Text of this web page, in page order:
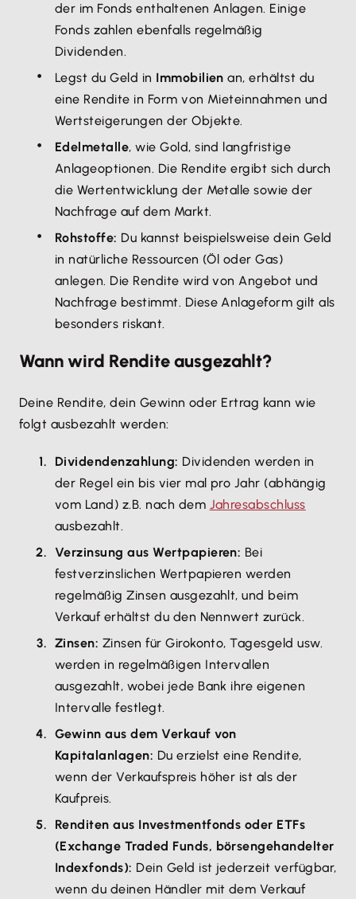
der im Fonds enthaltenen Anlagen. Einige
Fonds zahlen ebenfalls regelmäßig
Dividenden.
Legst du Geld in Immobilien an, erhältst du
eine Rendite in Form von Mieteinnahmen und
Wertsteigerungen der Objekte.
Edelmetalle, wie Gold, sind langfristige
Anlageoptionen. Die Rendite ergibt sich durch
die Wertentwicklung der Metalle sowie der
Nachfrage auf dem Markt.
Rohstoffe: Du kannst beispielsweise dein Geld
in natürliche Ressourcen (Öl oder Gas)
anlegen. Die Rendite wird von Angebot und
Nachfrage bestimmt. Diese Anlageform gilt als
besonders riskant.
Wann wird Rendite ausgezahlt?
Deine Rendite, dein Gewinn oder Ertrag kann wie
folgt ausbezahlt werden:
Dividendenzahlung: Dividenden werden in
der Regel ein bis vier mal pro Jahr (abhängig
vom Land) z.B. nach dem Jahresabschluss
ausbezahlt.
Verzinsung aus Wertpapieren: Bei
festverzinslichen Wertpapieren werden
regelmäßig Zinsen ausgezahlt, und beim
Verkauf erhältst du den Nennwert zurück.
Zinsen: Zinsen für Girokonto, Tagesgeld usw.
werden in regelmäßigen Intervallen
ausgezahlt, wobei jede Bank ihre eigenen
Intervalle festlegt.
Gewinn aus dem Verkauf von
Kapitalanlagen: Du erzielst eine Rendite,
wenn der Verkaufspreis höher ist als der
Kaufpreis.
Renditen aus Investmentfonds oder ETFs
(Exchange Traded Funds, börsengehandelter
Indexfonds): Dein Geld ist jederzeit verfügbar,
wenn du deinen Händler mit dem Verkauf